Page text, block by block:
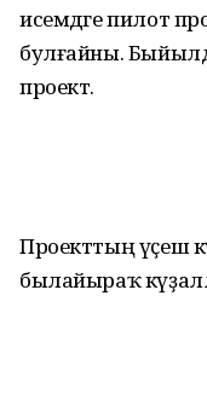
исемдәге пилот
булғайны.
проект.
Проекттың үҫеш
былайыраҡ